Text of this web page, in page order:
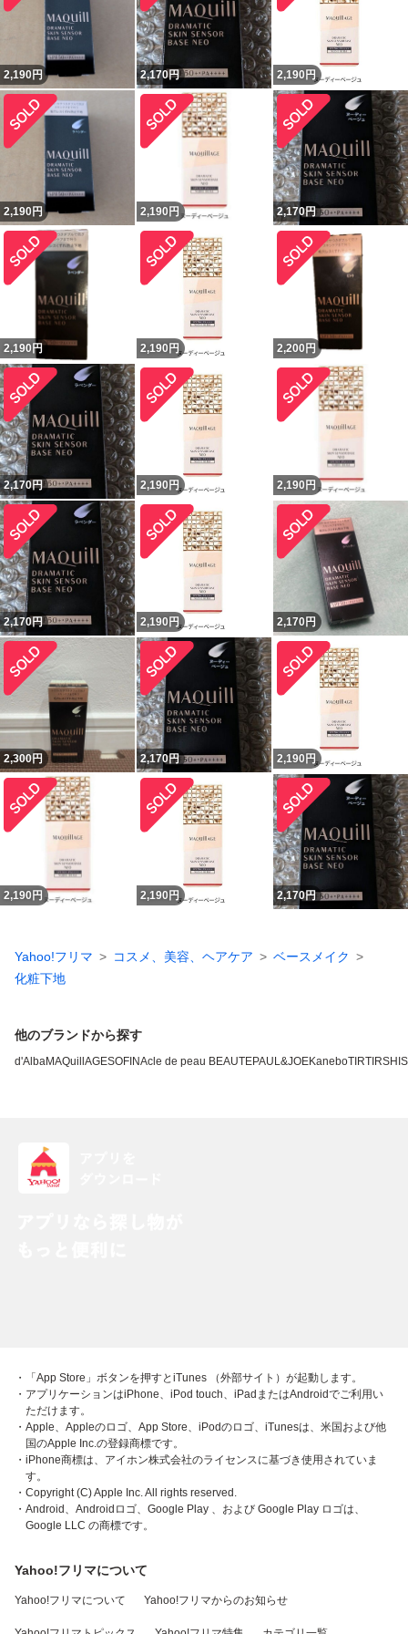
2,190円 2,170円 2,190 円
2,190円 2,190 円 2,170円
2,190 円 2,190 円 2,200 円
2,170円 2,190 円 2,190 円
2,170円 2,190 円 2,170円
2,300円 2,170円 2,190 円
2,190 円 2,190 円 2,170円
Yahoo!フリマ コスメ、美容、ヘアケア
ベースメイク
化粧下地
他のブランドから探す
d'AlbaMAQuillAGESOFINAcle de peau BEAUTEPAUL&JOEKaneboTIRTIR
・「App Store」ボタンを押すとiTunes （外部サイト）が起動します。
・アプリケーションはiPhone、iPod touch、iPadまたはAndroidでご利用い
ただけます。
・Apple、Appleのロゴ、App Store、iPodのロゴ、iTunesは、米国および他
国のApple Inc.の登録商標です。
・iPhone商標は、アイホン株式会社のライセンスに基づき使用されていま
す。
・Copyright (C) Apple Inc. All rights reserved.
・Android、Androidロゴ、Google Play 、および Google Play ロゴは、
Google LLC の商標です。
Yahoo!フリマについて
Yahoo!フリマについて Yahoo!フリマからのお知らせ